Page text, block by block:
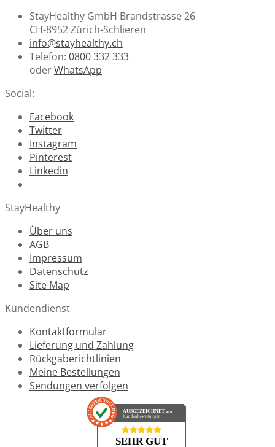
StayHealthy GmbH Brandstrasse 26
CH-8952 Zürich-Schlieren
info@stayhealthy.ch
Telefon: 0800 332 333
oderWhatsApp
Social:
Facebook
Twitter
Instagram
Pinterest
Linkedin
StayHealthy
Über uns
AGB
Impressum
Datenschutz
Site Map
Kundendienst
Kontaktformular
Lieferung und Zahlung
Rückgaberichtlinien
Meine Bestellungen
Sendungen verfolgen
AUSGEZEICHNET.org
Kundenbewertungen
SEHR GUT